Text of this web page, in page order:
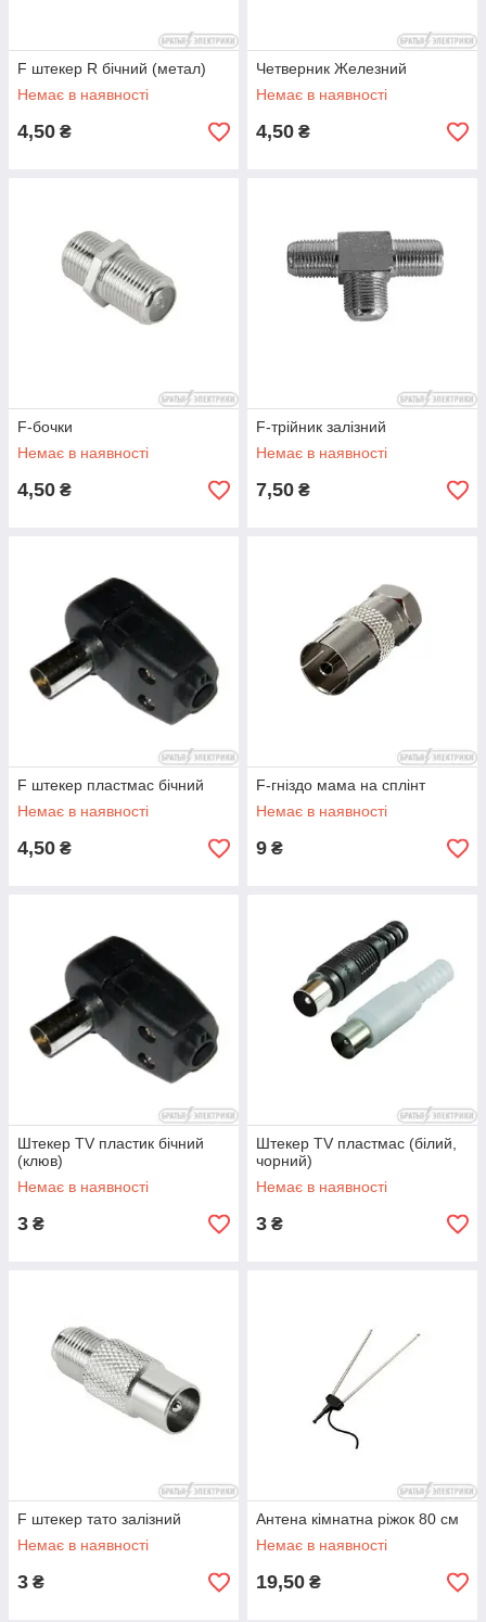
F штекер R бічний (метал)
Немає в наявності
4,50 ₴
Четверник Железний
Немає в наявності
4,50 ₴
F-бочки
Немає в наявності
4,50 ₴
F-трійник залізний
Немає в наявності
7,50 ₴
F штекер пластмас бічний
Немає в наявності
4,50 ₴
F-гніздо мама на сплінт
Немає в наявності
9 ₴
Штекер TV пластик бічний
(клюв)
Немає в наявності
3 ₴
Штекер TV пластмас (білий,
чорний)
Немає в наявності
3 ₴
F штекер тато залізний
Немає в наявності
3 ₴
Антена кімнатна ріжок 80 см
Немає в наявності
19,50 ₴